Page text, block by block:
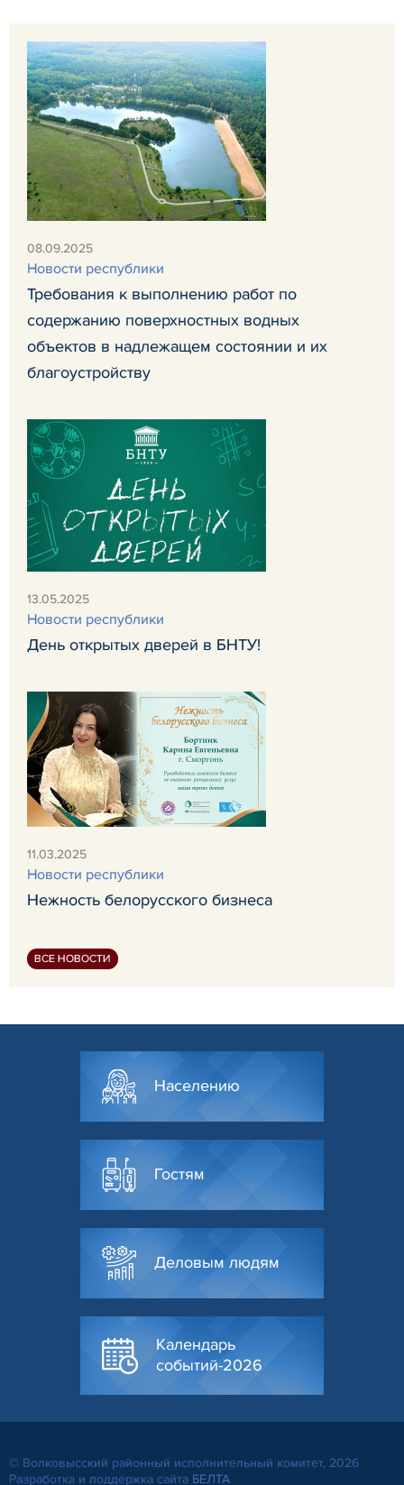
08.09.2025
Новости республики
Требования к выполнению работ по
содержанию поверхностных водных
объектов в надлежащем состоянии и их
благоустройству
13.05.2025
Новости республики
День открытых дверей в БНТУ!
11.03.2025
Новости республики
Нежность белорусского бизнеса
ВСЕ НОВОСТИ
Населению
Гостям
Деловым людям
Календарь
событий-2026
© Волковысский районный исполнительный комитет, 2026
Разработка и поддержка сайта БЕЛТА